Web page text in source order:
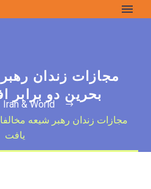
مجازات زندان
بحرین دو برابر
Iran & World
مجازات زندان رهبر شیعه
یافت